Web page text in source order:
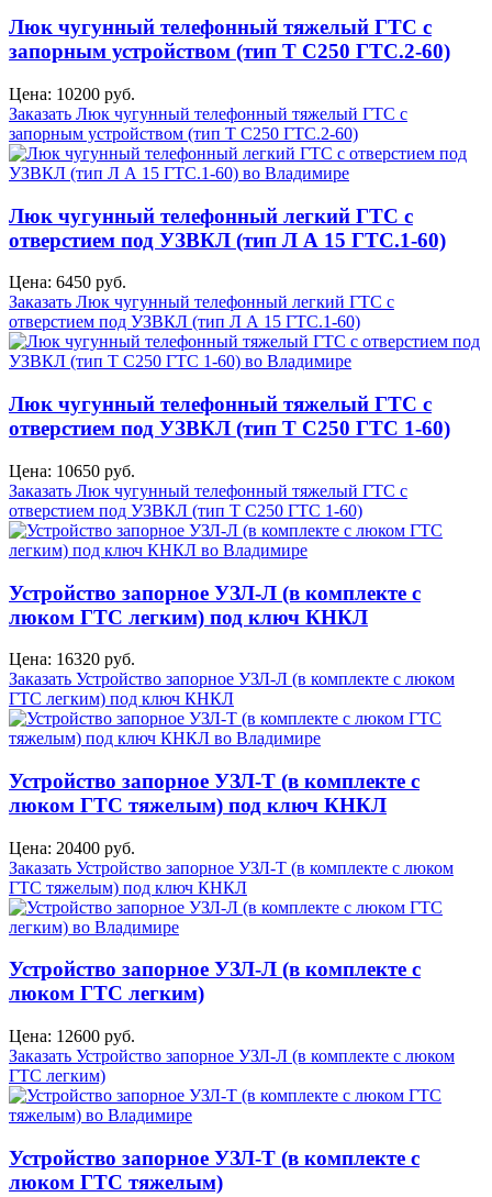
Люк чугунный телефонный тяжелый ГТС с
запорным устройством (тип Т С250 ГТС.2-60)
Цена: 10200 руб.
Заказать Люк чугунный телефонный тяжелый ГТС с
запорным устройством (тип Т С250 ГТС.2-60)
Люк чугунный телефонный легкий ГТС с
отверстием под УЗВКЛ (тип Л А 15 ГТС.1-60)
Цена: 6450 руб.
Заказать Люк чугунный телефонный легкий ГТС с
отверстием под УЗВКЛ (тип Л А 15 ГТС.1-60)
Люк чугунный телефонный тяжелый ГТС с
отверстием под УЗВКЛ (тип Т С250 ГТС 1-60)
Цена: 10650 руб.
Заказать Люк чугунный телефонный тяжелый ГТС с
отверстием под УЗВКЛ (тип Т С250 ГТС 1-60)
Устройство запорное УЗЛ-Л (в комплекте с
люком ГТС легким) под ключ КНКЛ
Цена: 16320 руб.
Заказать Устройство запорное УЗЛ-Л (в комплекте с люком
ГТС легким) под ключ КНКЛ
Устройство запорное УЗЛ-Т (в комплекте с
люком ГТС тяжелым) под ключ КНКЛ
Цена: 20400 руб.
Заказать Устройство запорное УЗЛ-Т (в комплекте с люком
ГТС тяжелым) под ключ КНКЛ
Устройство запорное УЗЛ-Л (в комплекте с
люком ГТС легким)
Цена: 12600 руб.
Заказать Устройство запорное УЗЛ-Л (в комплекте с люком
ГТС легким)
Устройство запорное УЗЛ-Т (в комплекте с
люком ГТС тяжелым)